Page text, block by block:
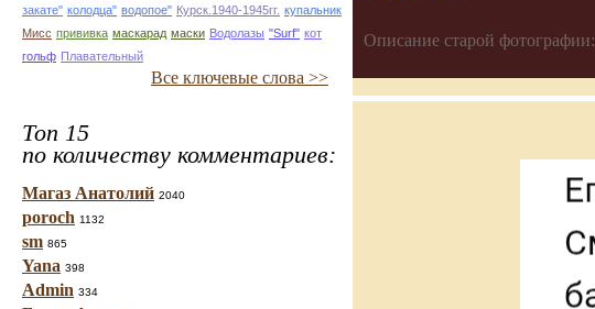
закате" колодца" водопое" Курск.1940-1945гг. купальник
Мисс прививка маскарад маски Водолазы "Surf" кот
гольф Плавательный
Все ключевые слова >>
Топ 15
по количеству комментариев:
Магаз Анатолий 2040
poroch 1132
sm 865
Yana 398
Admin 334
Описание старой фотографии: